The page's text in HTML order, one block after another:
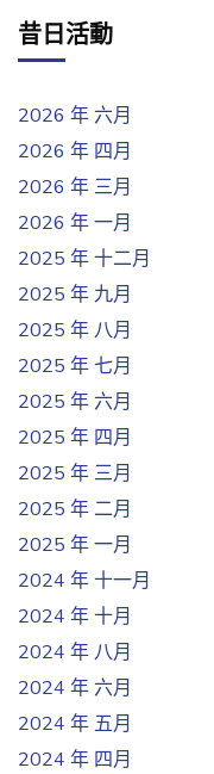
昔日活動
2026 年 六月
2026 年 四月
2026 年 三月
2026 年 一月
2025 年 十二月
2025 年 九月
2025 年 八月
2025 年 七月
2025 年 六月
2025 年 四月
2025 年 三月
2025 年 二月
2025 年 一月
2024 年 十一月
2024 年 十月
2024 年 八月
2024 年 六月
2024 年 五月
2024 年 四月